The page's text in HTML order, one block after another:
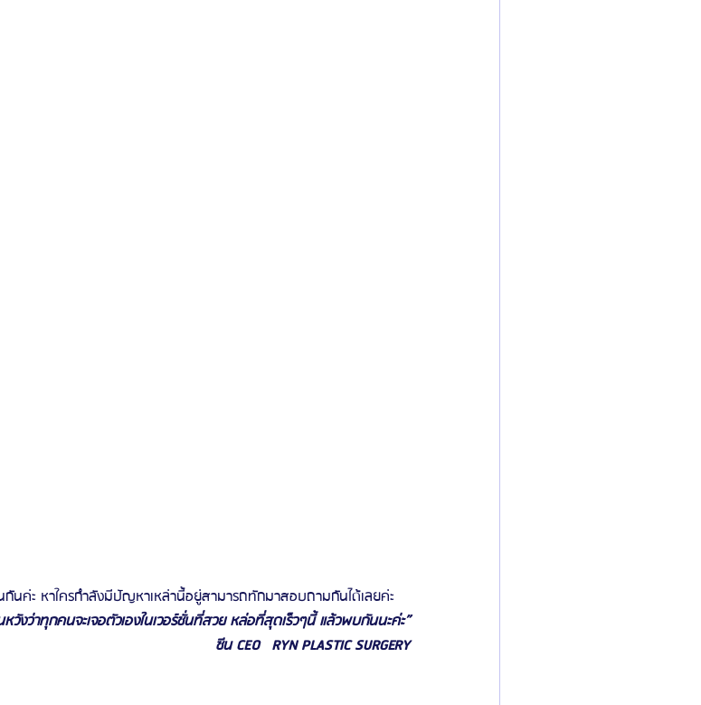
นค่ะ หาใครกำลังมีปัญหาเหล่านี้อยู่สามารถทักมาสอบถามกันได้เลยค่ะ
หวังว่าทุกคนจะเจอตัวเองในเวอร์ชั่นที่สวย หล่อที่สุดเร็วๆนี้ แล้วพบกันนะค่ะ”
ซีน CEO   RYN PLASTIC SURGERY